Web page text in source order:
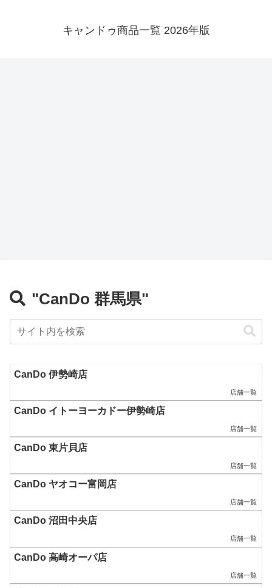
キャンドゥ商品一覧 2026年版
"CanDo 群馬県"
CanDo 伊勢崎店
店舗一覧
CanDo イトーヨーカドー伊勢崎店
店舗一覧
CanDo 東片貝店
店舗一覧
CanDo ヤオコー富岡店
店舗一覧
CanDo 沼田中央店
店舗一覧
CanDo 高崎オーパ店
店舗一覧